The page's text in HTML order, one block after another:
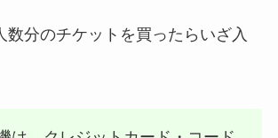
数分のチケットを買ったらいざ入